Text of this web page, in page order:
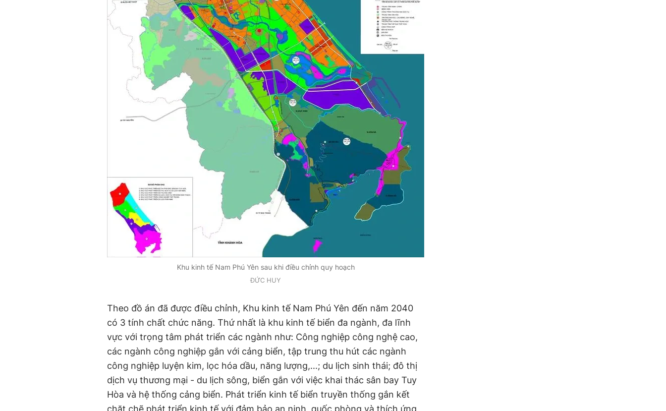
Khu kinh tế Nam Phú Yên sau khi điều chỉnh quy hoạch
ĐỨC HUY
Theo đồ án đã được điều chỉnh, Khu kinh tế Nam Phú Yên đến năm 2040
có 3 tính chất chức năng. Thứ nhất là khu kinh tế biển đa ngành, đa lĩnh
vực với trọng tâm phát triển các ngành như: Công nghiệp công nghệ cao,
các ngành công nghiệp gắn với cảng biển, tập trung thu hút các ngành
công nghiệp luyện kim, lọc hóa dầu, năng lượng,...; du lịch sinh thái; đô thị
dịch vụ thương mại - du lịch sông, biển gắn với việc khai thác sân bay Tuy
Hòa và hệ thống cảng biển. Phát triển kinh tế biển truyền thống gắn kết
chặt chẽ phát triển kinh tế với đảm bảo an ninh, quốc phòng và thích ứng